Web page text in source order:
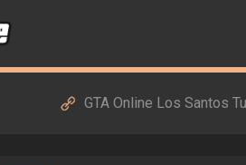
GTA Online Los Santos